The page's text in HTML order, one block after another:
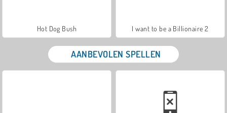
Hot Dog Bush I want to be a Billionaire 2
AANBEVOLEN SPELLEN